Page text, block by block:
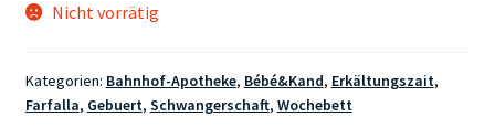
Nicht vorrätig
Kategorien: Bahnhof-Apotheke, Bébé&Kand, Erkältungszait,
Farfalla, Gebuert, Schwangerschaft, Wochebett